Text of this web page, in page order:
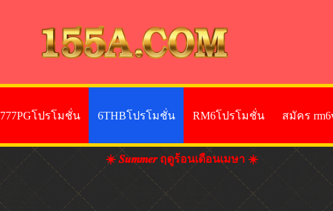
777PGโปรโมชั่น 6THBโปรโมชั่น RM6โปรโมชั่น สมัคร
☀️ 𝑺𝒖𝒎𝒎𝒆𝒓 ฤดูร้อนเดือนเมษา ☀️